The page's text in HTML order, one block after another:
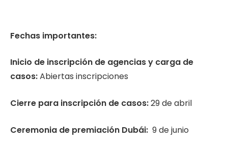
Fechas importantes:
Inicio de inscripción de agencias y carga de
casos:Abiertas inscripciones
Cierre para inscripción de casos:29 de abril
Ceremonia de premiación Dubái: 9 de junio